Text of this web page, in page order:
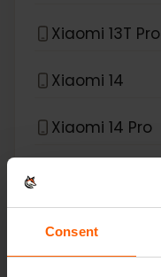
Consent
Xiaomi 13T Pro
Xiaomi 14
Xiaomi 14 Pro